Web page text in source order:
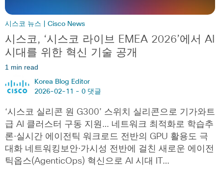
시스코 뉴스 | Cisco News
시스코, ‘시스코 라이브 EMEA 2026’에서 AI
시대를 위한 혁신 기술 공개
1 min read
Korea Blog Editor
2026-02-11 - 0 댓글
‘시스코 실리콘 원 G300’ 스위치 실리콘으로 기가와트
급 AI 클러스터 구동 지원… 네트워크 최적화로 학습추
론·실시간 에이전틱 워크로드 전반의 GPU 활용도 극
대화 네트워킹보안·가시성 전반에 걸친 새로운 에이전
틱옵스(AgenticOps) 혁신으로 AI 시대 IT…